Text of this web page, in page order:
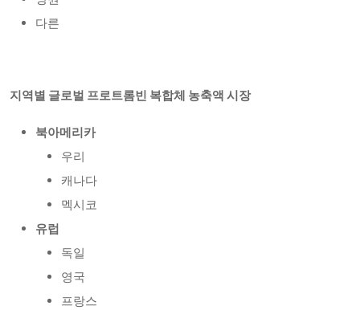
다른
지역별 글로벌 프로트롬빈 복합체 농축액 시장
북아메리카
우리
캐나다
멕시코
유럽
독일
영국
프랑스